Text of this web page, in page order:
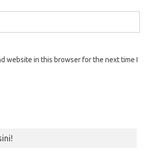
website in this browser for the next time I